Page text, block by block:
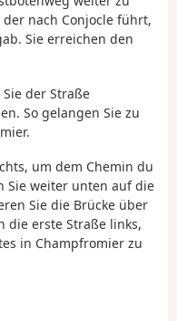
nach Conjocle führt,
Sie erreichen den
der Straße
So gelangen Sie zu
um dem Chemin du
Sie weiter unten auf die
Sie die Brücke über
die erste Straße links,
in Champfromier zu